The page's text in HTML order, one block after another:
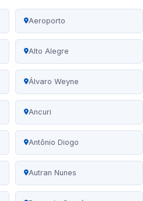
Aeroporto
Alto Alegre
Álvaro Weyne
Ancuri
Antônio Diogo
Autran Nunes